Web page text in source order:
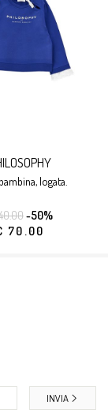
logata.
-50%
70.00
INVIA